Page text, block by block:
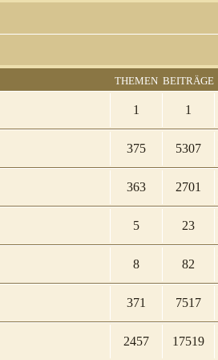
THEMEN BEITRÄGE
1 1
375 5307
363 2701
5 23
8 82
371 7517
2457 17519